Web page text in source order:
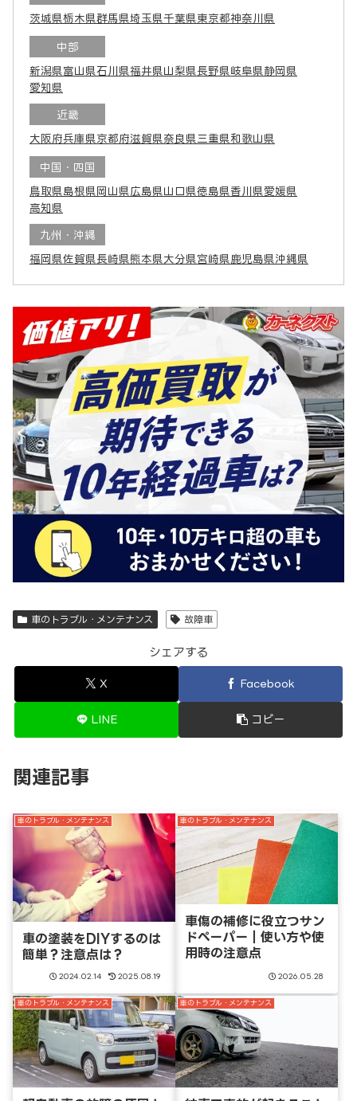
茨城県栃木県群馬県埼玉県千葉県東京都神奈川県
中部
新潟県富山県石川県福井県山梨県長野県岐阜県静岡県
愛知県
近畿
大阪府兵庫県京都府滋賀県奈良県 三重県和歌山県
中国・四国
鳥取県島根県岡山県広島県山口県徳島県香川県愛媛県
高知県
九州・沖縄
福岡県佐賀県長崎県熊本県大分県宮崎県鹿児島県沖縄県
車のトラブル・メンテナンス 故障車
シェアする
X Facebook
LINE コピー
関連記事
車のトラブル・メンテナンス
車の塗装をDIYするのは
簡単？注意点は？
2024.02.14 2025.08.19
車のトラブル・メンテナンス
車傷の補修に役立つサン
ドペーパー｜使い方や使
用時の注意点
2026.05.28
車のトラブル・メンテナンス 車のトラブル・メンテナンス